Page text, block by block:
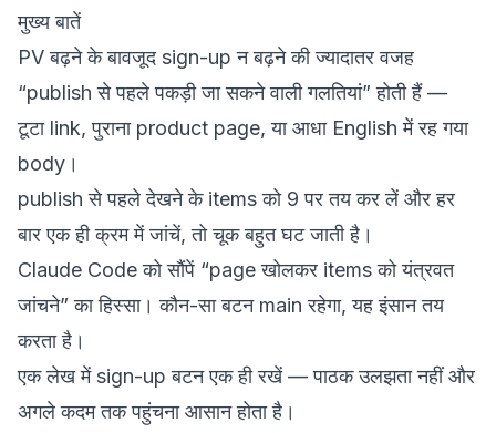
मुख्य बातें
PV बढ़ने के बावजूद sign-up न बढ़ने की ज्यादातर वजह
“publish से पहले पकड़ी जा सकने वाली गलतियां” होती हैं —
टूटा link, पुराना product page, या आधा English में रह गया
body।
publish से पहले देखने के items को 9 पर तय कर लें और हर
बार एक ही क्रम में जांचें, तो चूक बहुत घट जाती है।
Claude Code को सौंपें “page खोलकर items को यंत्रवत
जांचने” का हिस्सा। कौन-सा बटन main रहेगा, यह इंसान तय
करता है।
एक लेख में sign-up बटन एक ही रखें — पाठक उलझता नहीं और
अगले कदम तक पहुंचना आसान होता है।